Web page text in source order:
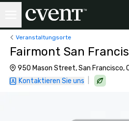
Veranstaltungsorte
Fairmont San
950 Mason Street, San Francisco,
Kontaktieren Sie uns